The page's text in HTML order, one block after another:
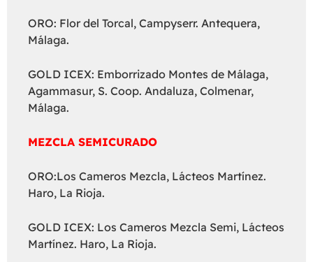
ORO: Flor del Torcal, Campyserr. Antequera,
Málaga.
GOLD ICEX: Emborrizado Montes de Málaga,
Agammasur, S. Coop. Andaluza, Colmenar,
Málaga.
MEZCLA SEMICURADO
ORO:Los Cameros Mezcla, Lácteos Martínez.
Haro, La Rioja.
GOLD ICEX: Los Cameros Mezcla Semi, Lácteos
Martínez. Haro, La Rioja.